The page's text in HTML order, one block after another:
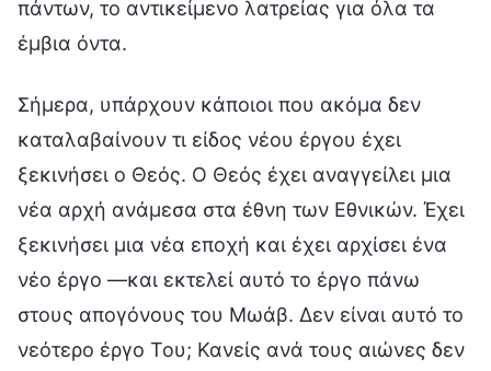
πάντων, το αντικείμενο λατρείας για όλα τα
έμβια όντα.
Σήμερα, υπάρχουν κάποιοι που ακόμα δεν
καταλαβαίνουν τι είδος νέου έργου έχει
ξεκινήσει ο Θεός. Ο Θεός έχει αναγγείλει μια
νέα αρχή ανάμεσα στα έθνη των Εθνικών. Έχει
ξεκινήσει μια νέα εποχή και έχει αρχίσει ένα
νέο έργο —και εκτελεί αυτό το έργο πάνω
στους απογόνους του Μωάβ. Δεν είναι αυτό το
νεότερο έργο Του; Κανείς ανά τους αιώνες δεν